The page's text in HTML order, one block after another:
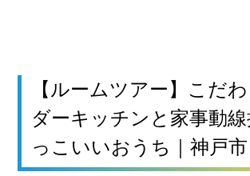
【ルームツアー】こだ
ダーキッチンと家事動
っこいいおうち｜神戸市